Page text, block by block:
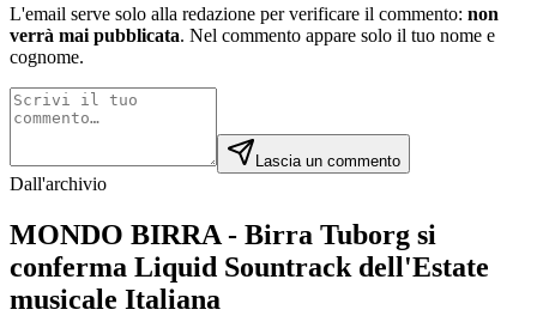
L'email serve solo alla redazione per verificare il commento: non
verrà mai pubblicata. Nel commento appare solo il tuo nome e
cognome.
Lascia un commento
Dall'archivio
MONDO BIRRA - Birra Tuborg si
conferma Liquid Sountrack dell'Estate
musicale Italiana